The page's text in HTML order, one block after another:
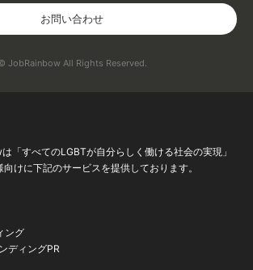
お問い合わせ
JobRainbow All Rights Reserved.
「すべてのLGBTが自分らしく働ける社会の実現」
けに下記のサービスを提供しております。
ング
ディングPR